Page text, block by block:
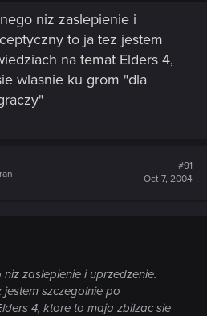
niz zaslepienie i
to ja tez jestem
na temat Elders 4,
wlasnie ku grom "dla
#91
Oct 7, 2004
zaslepienie i uprzedzenie.
szczegolnie po
4, ktore to maja zbilzac sie